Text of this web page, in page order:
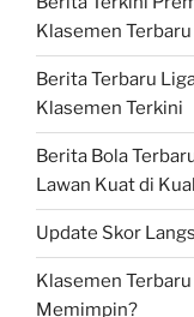
Klasemen Terbaru
Berita Terbaru
Klasemen Terkini
Berita Bola
Lawan Kuat di
Update Skor
Klasemen
Memimpin?